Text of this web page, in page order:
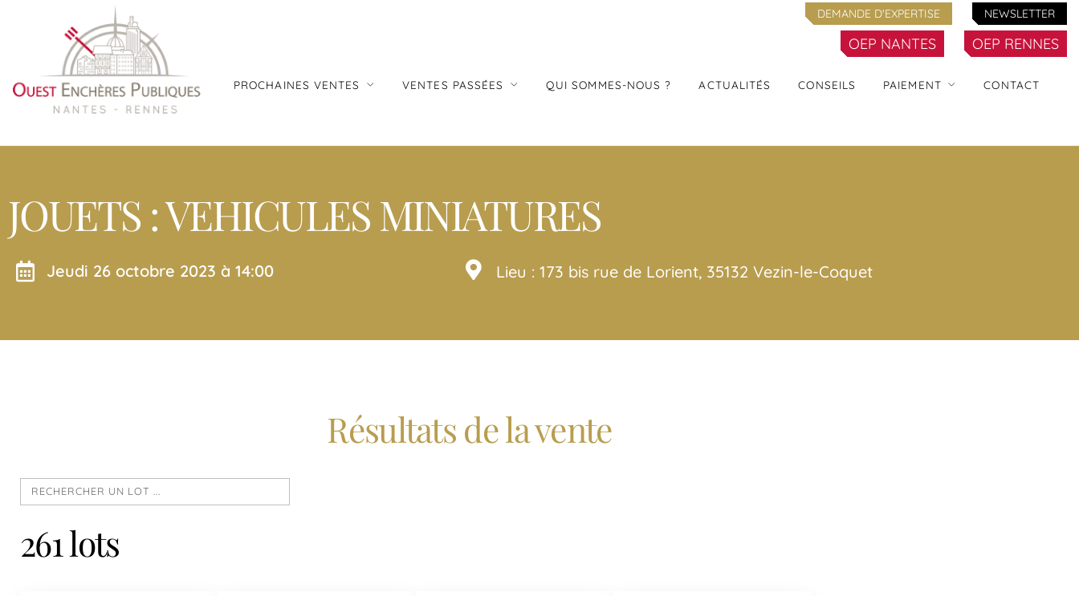
DEMANDE D'EXPERTISE NEWSLETTER
OEP NANTES OEP RENNES
PROCHAINES VENTES VENTES PASSÉES QUI SOMMES-NOUS ? ACTUALITÉS CONSEILS PAIEMENT CONTACT
JOUETS : VEHICULES MINIATURES
jeudi 26 octobre 2023 à 14:00 Lieu : 173 bis rue de Lorient, 35132 Vezin-le-Coquet
Résultats de la vente
261 lots